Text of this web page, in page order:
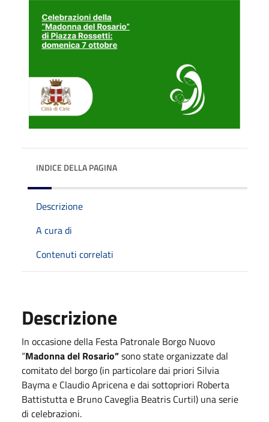
INDICE DELLA PAGINA
Descrizione
A cura di
Contenuti correlati
Descrizione
In occasione della Festa Patronale Borgo Nuovo
“Madonna del Rosario”sono state organizzate dal
comitato del borgo (in particolare dai priori Silvia
Bayma e Claudio Apricena e dai sottopriori Roberta
Battistutta e Bruno Caveglia Beatris Curtil) una serie
di celebrazioni.